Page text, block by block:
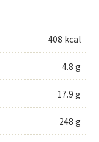
408 kcal
4.8 g
17.9 g
248 g